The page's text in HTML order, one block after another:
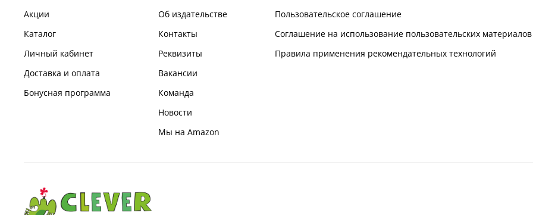
Акции
Каталог
Личный кабинет
Доставка и оплата
Бонусная программа
Об издательстве
Контакты
Реквизиты
Вакансии
Команда
Новости
Мы на Amazon
Пользовательское соглашение
Соглашение на использование пользовательских материалов
Правила применения рекомендательных технологий